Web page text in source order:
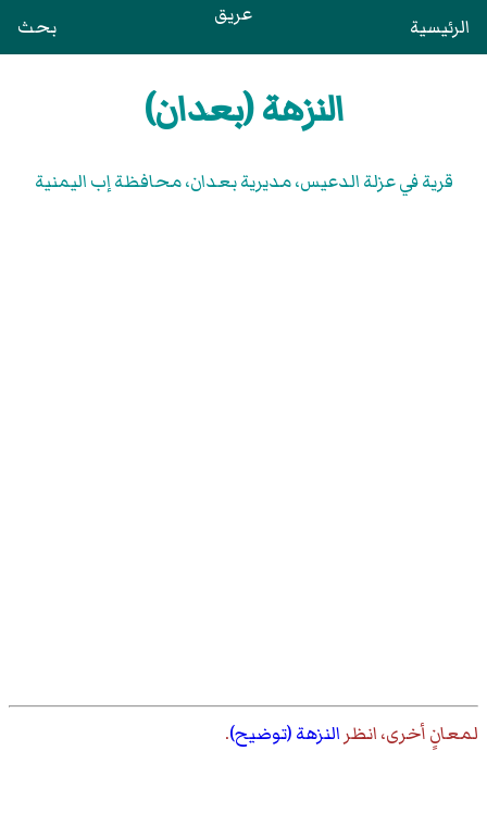
الرئيسية عريق بحث
النزهة (بعدان)
قرية في عزلة الدعيس، مديرية بعدان، محافظة إب اليمنية
لمعانٍ أخرى، انظر النزهة (توضيح).